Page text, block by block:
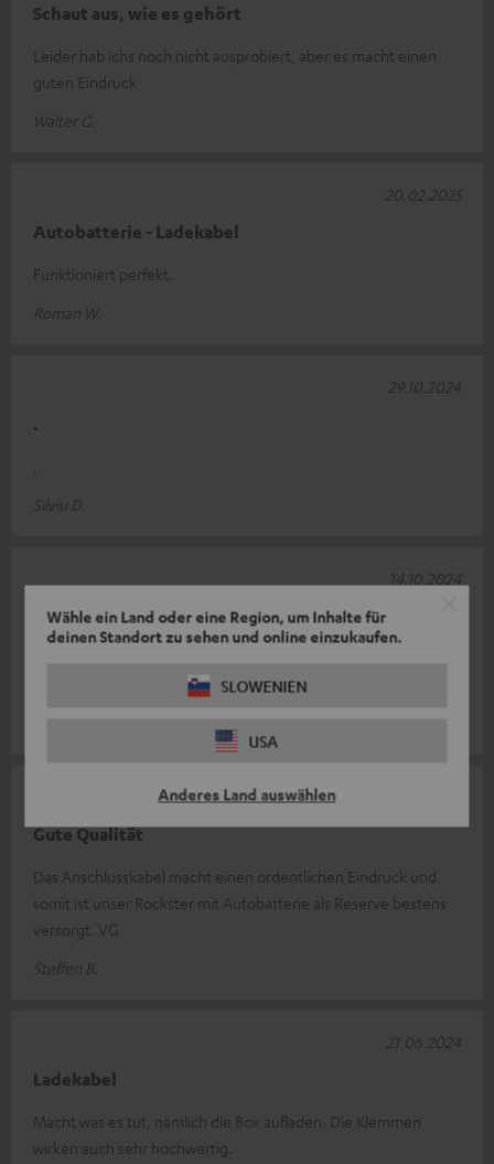
Wähle ein Land oder eine Region, um Inhalte für
deinen Standort zu sehen und online einzukaufen.
SLOWENIEN
USA
Anderes Land auswählen
Schaut aus, wie es gehört
Leider hab ichs noch nicht ausprobiert, aber es macht einen
guten Eindruck
Walter G.
Autobatterie - Ladekabel
Funktioniert perfekt.
Roman W.
20.02.2025
.
Silviu D.
29.10.2024
Batterie Kabel
14.10.2024
Gute Qualität
Das Anschlusskabel macht einen ordentlichen Eindruck und
somit ist unser Rockster mit Autobatterie als Reserve bestens
versorgt. VG
Steffen B.
Ladekabel
Macht was es tut, nämlich die Box aufladen. Die Klemmen
wirken auch sehr hochwertig.
21.06.2024